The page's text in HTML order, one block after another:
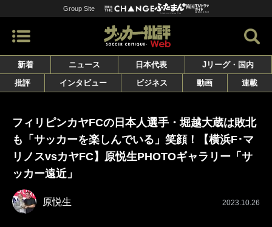
Group Site
新着 ニュース 日本代表
Jリーグ・国内
批評
インタビュー ビジネス 動画 連載
フィリピンカヤFCの日本人選手・堀越大蔵は敗北
も「サッカーを楽しんでいる」笑顔！【横浜F･マ
リノスvsカヤFC】原悦生PHOTOギャラリー「サ
ッカー遠近」
原悦生 2023.10.26